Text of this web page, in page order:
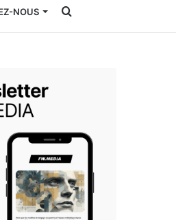
NOUS Rechercher